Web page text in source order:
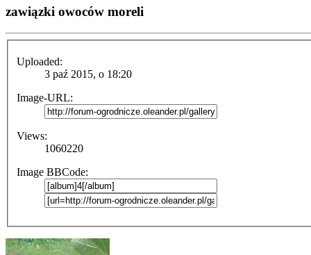
zawiązki owoców moreli
Uploaded:
3 paź 2015, o 18:20
Image-URL:
Views:
1060220
Image BBCode: